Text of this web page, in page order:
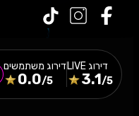
דירוג
3.1/5
דירוג משתמשים
0.0/5